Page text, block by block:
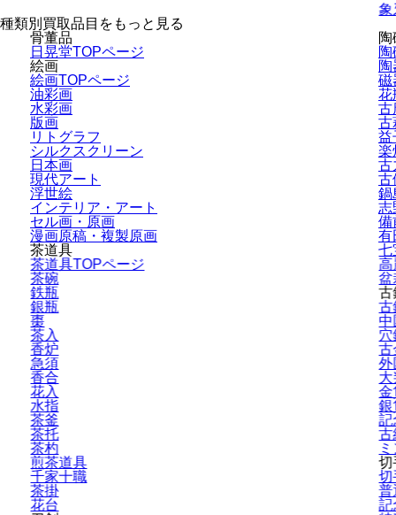
象
種類別買取品目をもっと見る
骨董品
日晃堂TOPページ
絵画
絵画TOPページ
油彩画
水彩画
版画
リトグラフ
シルクスクリーン
日本画
現代アート
浮世絵
インテリア・ アート
セル画・原画
漫画原稿・複製原画
茶道具
茶道具TOPページ
茶碗
鉄瓶
銀瓶
棗
茶入
香炉
急須
香合
花入
水指
茶釜
茶托
茶杓
煎茶道具
千家十職
茶掛
花台
磁
花
古
古
益
楽
古
古
鍋
志
備
有
七
高
盆
古
古
中
穴
古
外
大
金
銀
記
古
切
切
普
記